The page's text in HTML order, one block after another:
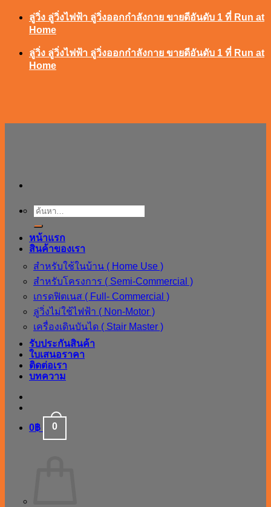
ข้าม
เนื้อหา
ลู่วิ่ง ลู่วิ่งไฟฟ้า ลู่วิ่งออกกำลังกาย ขายดีอันดับ 1 ที่ Run at
Home
ลู่วิ่ง ลู่วิ่งไฟฟ้า ลู่วิ่งออกกำลังกาย ขายดีอันดับ 1 ที่ Run at
Home
ค้นหา:
หน้าแรก
สินค้าของเรา
สำหรับใช้ในบ้าน ( Home Use )
สำหรับโครงการ ( Semi-Commercial )
เกรดฟิตเนส ( Full- Commercial )
ลู่วิ่งไม่ใช้ไฟฟ้า ( Non-Motor )
เครื่องเดินบันได ( Stair Master )
รับประกันสินค้า
ใบเสนอราคา
ติดต่อเรา
บทความ
0฿ 0